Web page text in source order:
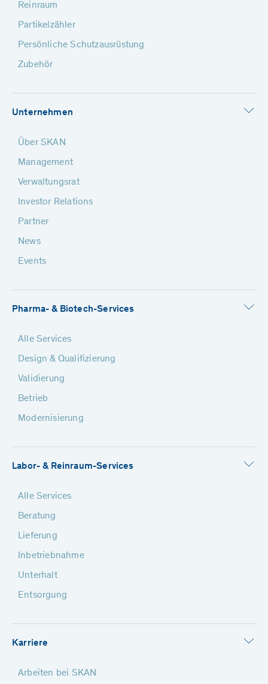
Reinraum
Partikelzähler
Persönliche Schutzausrüstung
Zubehör
Unternehmen
Über SKAN
Management
Verwaltungsrat
Investor Relations
Partner
News
Events
Pharma- & Biotech-Services
Alle Services
Design & Qualifizierung
Validierung
Betrieb
Modernisierung
Labor- & Reinraum-Services
Alle Services
Beratung
Lieferung
Inbetriebnahme
Unterhalt
Entsorgung
Karriere
Arbeiten bei SKAN